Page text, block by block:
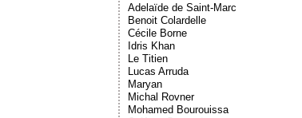
Adelaïde de Saint-Marc
Benoit Colardelle
Cécile Borne
Idris Khan
Le Titien
Lucas Arruda
Maryan
Michal Rovner
Mohamed Bourouissa